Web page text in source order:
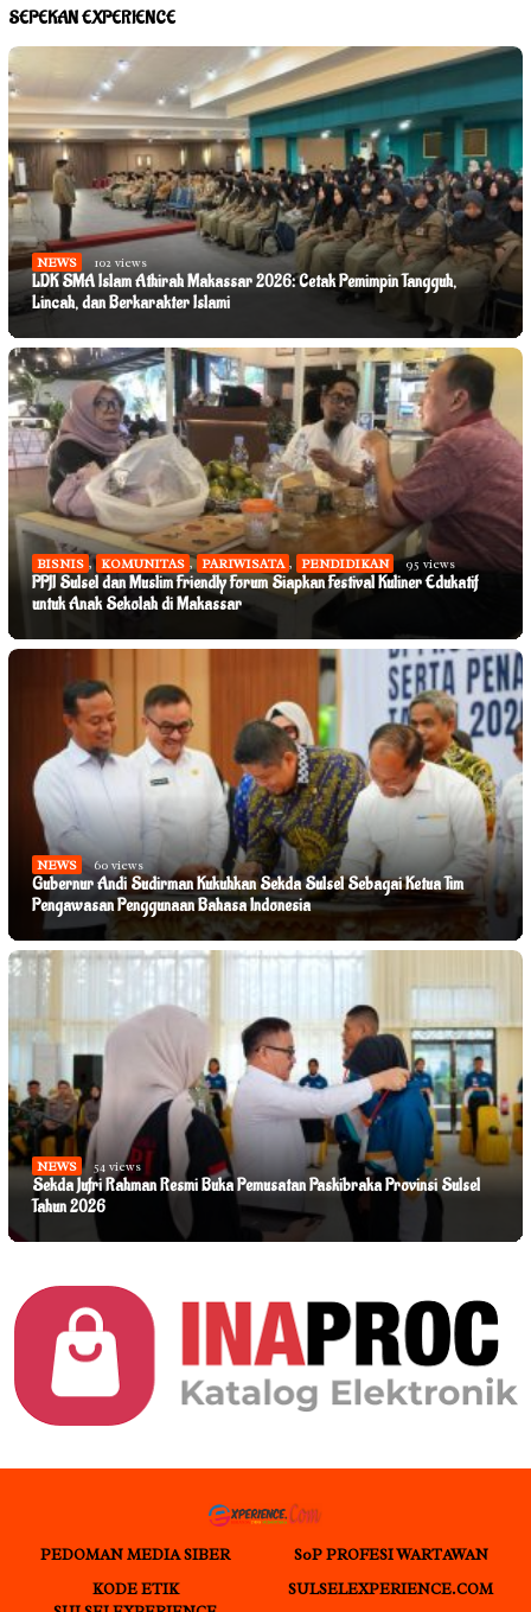
SEPEKAN EXPERIENCE
NEWS 102 views
LDK SMA Islam Athirah Makassar 2026: Cetak Pemimpin Tangguh,
Lincah, dan Berkarakter Islami
BISNIS , KOMUNITAS , PARIWISATA , PENDIDIKAN 95 views
PPJI Sulsel dan Muslim Friendly Forum Siapkan Festival Kuliner Edukatif
untuk Anak Sekolah di Makassar
NEWS 60 views
Gubernur Andi Sudirman Kukuhkan Sekda Sulsel Sebagai Ketua Tim
Pengawasan Penggunaan Bahasa Indonesia
NEWS 54 views
Sekda Jufri Rahman Resmi Buka Pemusatan Paskibraka Provinsi Sulsel
Tahun 2026
PEDOMAN MEDIA SIBER
S0P PROFESI WARTAWAN
KODE ETIK
SULSELEXPERIENCE.COM